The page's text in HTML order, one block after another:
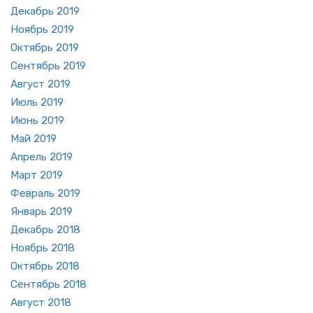
Де­кабрь 2019
Но­ябрь 2019
Ок­тябрь 2019
Сен­тябрь 2019
Ав­густ 2019
Июль 2019
Июнь 2019
Май 2019
Ап­рель 2019
Март 2019
Фев­раль 2019
Ян­варь 2019
Де­кабрь 2018
Но­ябрь 2018
Ок­тябрь 2018
Сен­тябрь 2018
Ав­густ 2018